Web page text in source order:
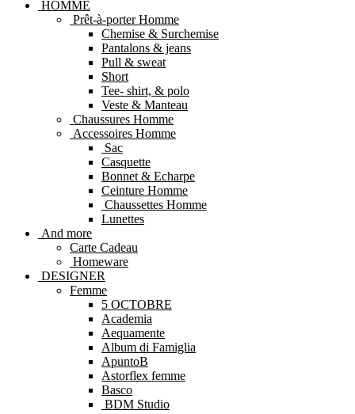
HOMME
Prêt-à-porter Homme
Chemise & Surchemise
Pantalons & jeans
Pull & sweat
Short
Tee- shirt, & polo
Veste & Manteau
Chaussures Homme
Accessoires Homme
Sac
Casquette
Bonnet & Echarpe
Ceinture Homme
Chaussettes Homme
Lunettes
And more
Carte Cadeau
Homeware
DESIGNER
Femme
5 OCTOBRE
Academia
Aequamente
Album di Famiglia
ApuntoB
Astorflex femme
Basco
BDM Studio